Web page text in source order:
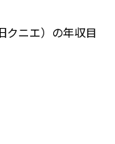
クニエ）の年収目